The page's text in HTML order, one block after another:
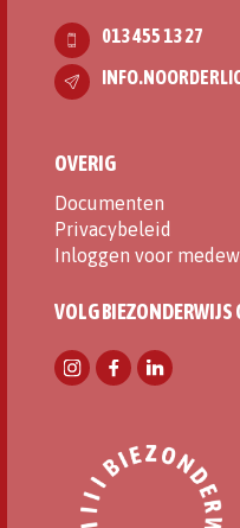
013 455 13 27
OVERIG
Documenten
Privacybeleid
Inloggen voor
VOLG BIEZONDERWIJS